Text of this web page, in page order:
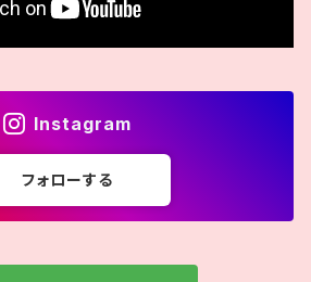
Instagram
フォローする